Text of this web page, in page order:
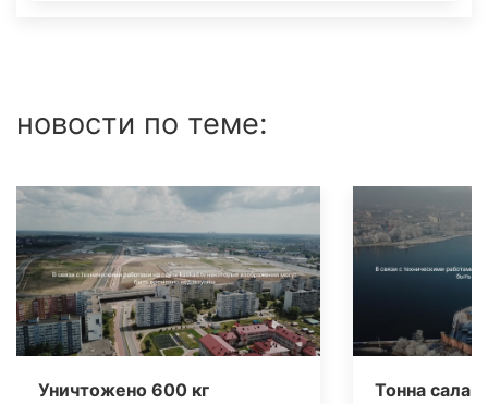
новости по теме:
Уничтожено 600 кг
Тонна сала